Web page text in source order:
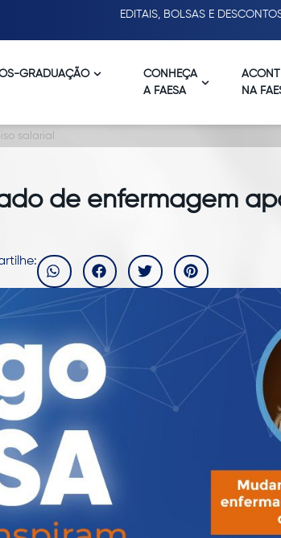
EDITAIS, BOLSAS E
GRADUAÇÃO
CONHEÇA
A FAESA
NA
salarial
de enfermagem